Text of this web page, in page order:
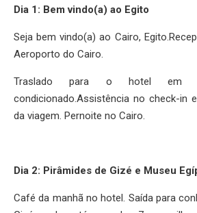
Dia 1: Bem vindo(a) ao Egito
Seja bem vindo(a) ao Cairo,
Aeroporto do Cairo.
Traslado para o hotel em
condicionado.Assistência no check-in
da viagem. Pernoite no Cairo.
Dia 2: Pirâmides de Gizé e Museu
Café da manhã no hotel. Saída para